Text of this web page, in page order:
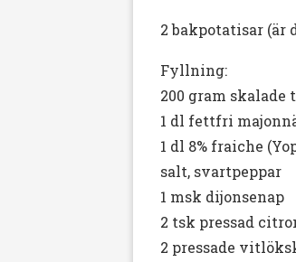
2 bakpotatisar (är
Fyllning:
200 gram skalade
1 dl fettfri
1 dl 8% fraiche
salt, svartpeppar
1 msk dijonsenap
2 tsk pressad
2 pressade